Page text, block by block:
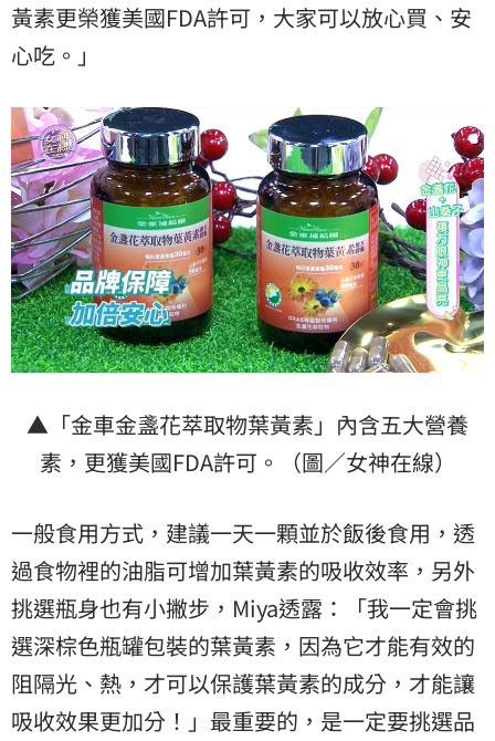
黃素更榮獲美國FDA許可，大家可以放心買、安
心吃。」
▲「金車金盞花萃取物葉黃素」內含五大營養
素，更獲美國FDA許可。（圖／女神在線）
一般食用方式，建議一天一顆並於飯後食用，透
過食物裡的油脂可增加葉黃素的吸收效率，另外
挑選瓶身也有小撇步，Miya透露：「我一定會挑
選深棕色瓶罐包裝的葉黃素，因為它才能有效的
阻隔光、熱，才可以保護葉黃素的成分，才能讓
吸收效果更加分！」最重要的，是一定要挑選品